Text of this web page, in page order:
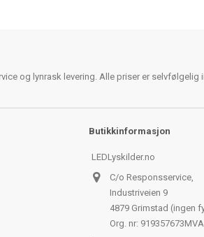
og lynrask levering. Alle priser er
Butikkinformasjon
LEDLyskilder.no
C/o Responsservice,
Industriveien 9
4879 Grimstad (ingen
Org. nr: 919357673MVA